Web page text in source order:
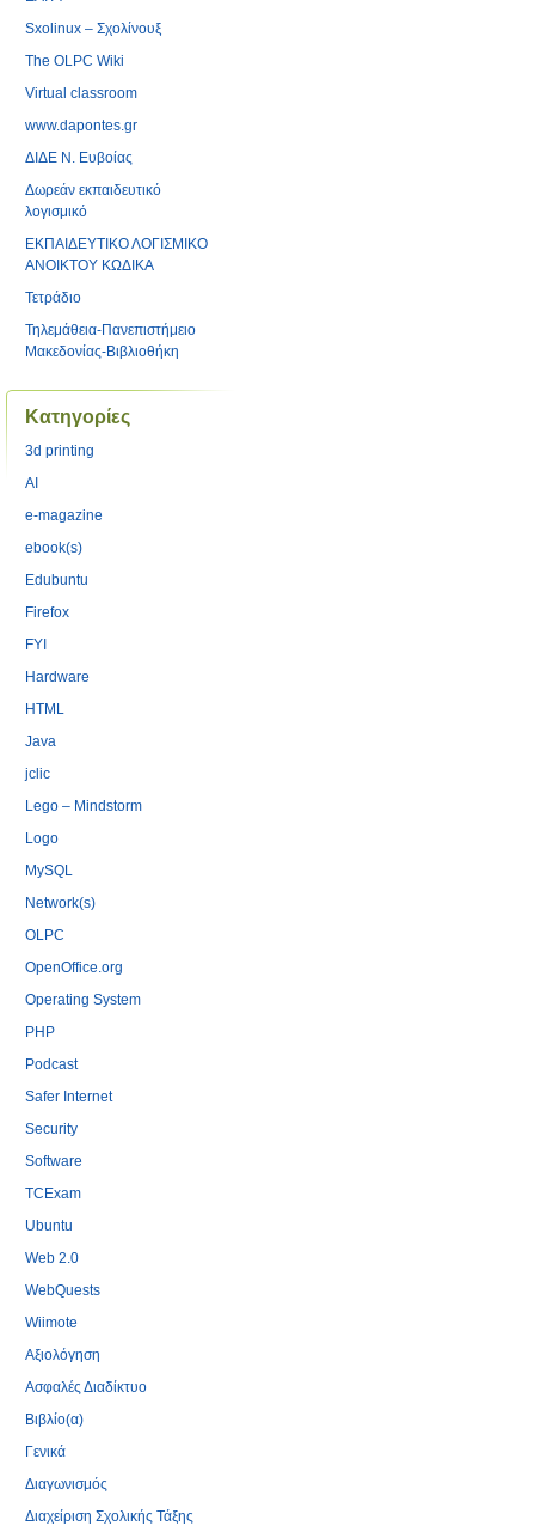
Sxolinux – Σχολίνουξ
The OLPC Wiki
Virtual classroom
www.dapontes.gr
ΔΙΔΕ Ν. Ευβοίας
Δωρεάν εκπαιδευτικό
λογισμικό
ΕΚΠΑΙΔΕΥΤΙΚΟ ΛΟΓΙΣΜΙΚΟ
ΑΝΟΙΚΤΟΥ ΚΩΔΙΚΑ
Τετράδιο
Τηλεμάθεια-Πανεπιστήμειο
Μακεδονίας-Βιβλιοθήκη
Kατηγορίες
3d printing
AI
e-magazine
ebook(s)
Edubuntu
Firefox
FYI
Hardware
HTML
Java
jclic
Lego – Mindstorm
Logo
MySQL
Network(s)
OLPC
OpenOffice.org
Operating System
PHP
Podcast
Safer Internet
Security
Software
TCExam
Ubuntu
Web 2.0
WebQuests
Wiimote
Αξιολόγηση
Ασφαλές Διαδίκτυο
Βιβλίο(α)
Γενικά
Διαγωνισμός
Διαχείριση Σχολικής Τάξης